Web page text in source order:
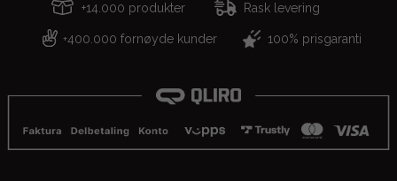
+14.000 produkter Rask levering
+400.000 fornøyde kunder 100% prisgaranti